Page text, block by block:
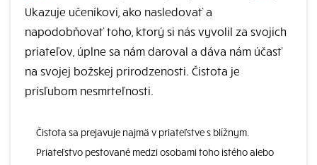
Ukazuje učeníkovi, ako nasledovať a
napodobňovať toho, ktorý si nás vyvolil za svojich
priateľov, úplne sa nám daroval a dáva nám účasť
na svojej božskej prirodzenosti. Čistota je
prísľubom nesmrteľnosti.
Čistota sa prejavuje najmä v priateľstve s blížnym.
Priateľstvo pestované medzi osobami toho istého alebo